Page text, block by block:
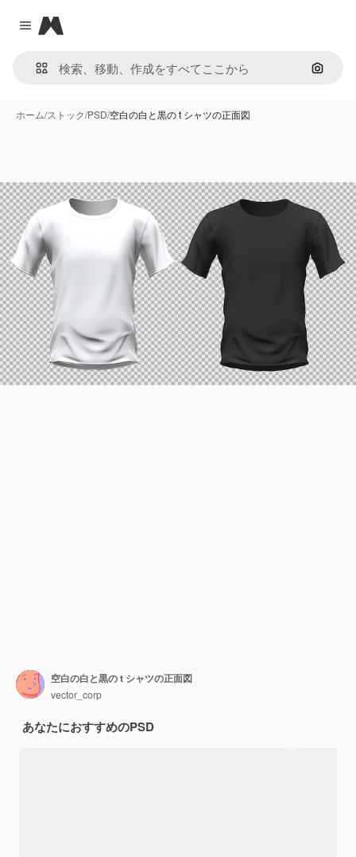
Close menu
Magnific
画像で
ホーム/ストック/PSD/空白の白と黒の t シャツの正面図
空白の白と黒の t シャツの正面図
vector_corp
あなたにおすすめのPSD